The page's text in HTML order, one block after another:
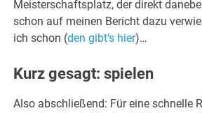
Meisterschaftsplatz, der direkt
schon auf meinen Bericht dazu
ich schon (den gibt’s hier)…
Kurz gesagt: spielen
Also abschließend: Für eine schnelle